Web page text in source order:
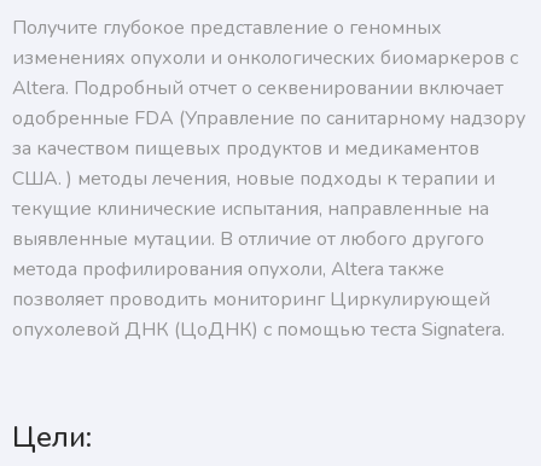
Получите глубокое представление о геномных
изменениях опухоли и онкологических биомаркеров с
Altera. Подробный отчет о секвенировании включает
одобренные FDA (Управление по санитарному надзору
за качеством пищевых продуктов и медикаментов
США. ) методы лечения, новые подходы к терапии и
текущие клинические испытания, направленные на
выявленные мутации. В отличие от любого другого
метода профилирования опухоли, Altera также
позволяет проводить мониторинг Циркулирующей
опухолевой ДНК (ЦоДНК) с помощью теста Signatera.
Цели: